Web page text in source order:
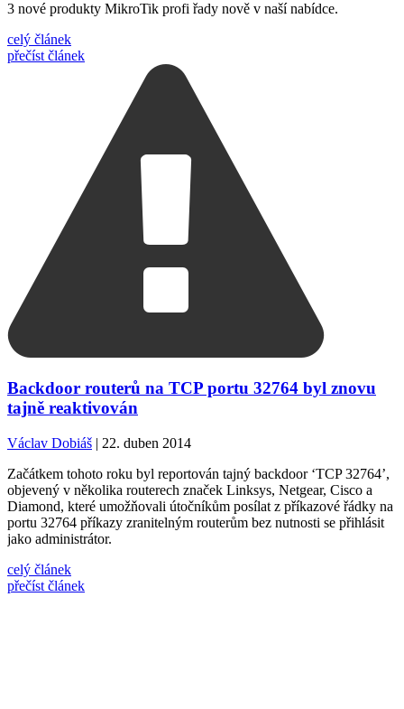
3 nové produkty MikroTik profi řady nově v naší nabídce.
celý článek
přečíst článek
Backdoor routerů na TCP portu 32764 byl znovu
tajně reaktivován
Václav Dobiáš| 22. duben 2014
Začátkem tohoto roku byl reportován tajný backdoor ‘TCP 32764’,
objevený v několika routerech značek Linksys, Netgear, Cisco a
Diamond, které umožňovali útočníkům posílat z příkazové řádky na
portu 32764 příkazy zranitelným routerům bez nutnosti se přihlásit
jako administrátor.
celý článek
přečíst článek